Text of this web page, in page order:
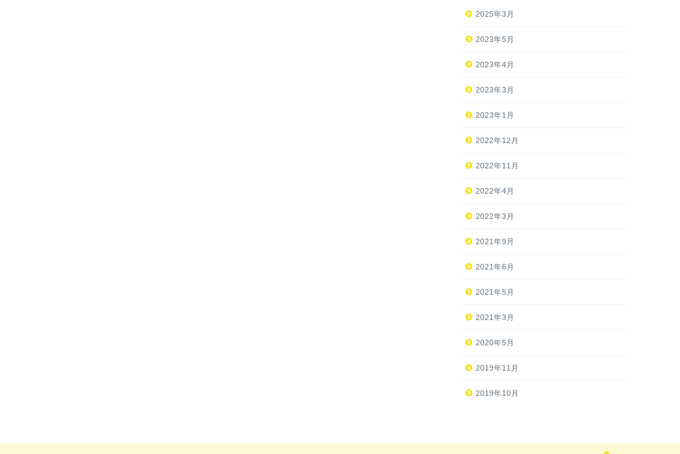
2025年3月
2023年5月
2023年4月
2023年3月
2023年1月
2022年12月
2022年11月
2022年4月
2022年3月
2021年9月
2021年6月
2021年5月
2021年3月
2020年5月
2019年11月
2019年10月